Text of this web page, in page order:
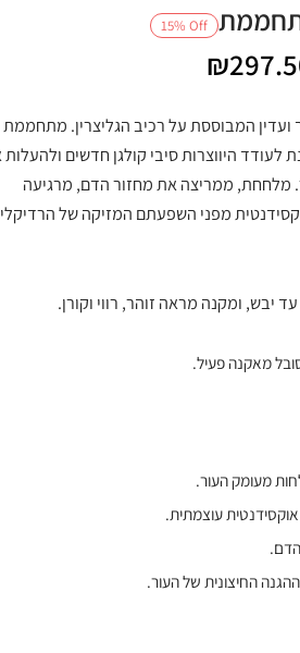
15% Off
₪
הנוכחי
הוא:
₪297.50.
המבוססת על רכיב הגליצרין. מתחממת
היווצרות סיבי קולגן חדשים
מלחחת, ממריצה את מחזור הדם, מרגיעה
מפני השפעתם המזיקה של
יבש, ומקנה מראה זוהר, רווי וקורן.
מאקנה פעיל.
מעומק העור.
עוצמתית.
החיצונית של העור.